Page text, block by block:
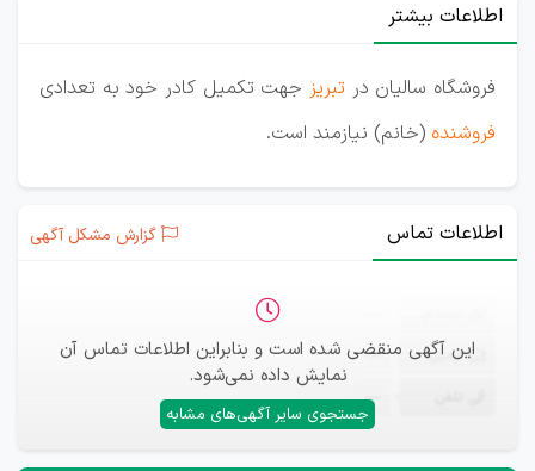
اطلاعات بیشتر
فروشگاه سالیان در تبریز جهت تکمیل کادر خود به تعدادی
فروشنده (خانم) نیازمند است.
اطلاعات تماس گزارش مشکل آگهی
این آگهی منقضی شده است و بنابراین اطلاعات تماس آن
نمایش داده نمی‌شود.
جستجوی سایر آگهی‌های مشابه
ایمیل —
—